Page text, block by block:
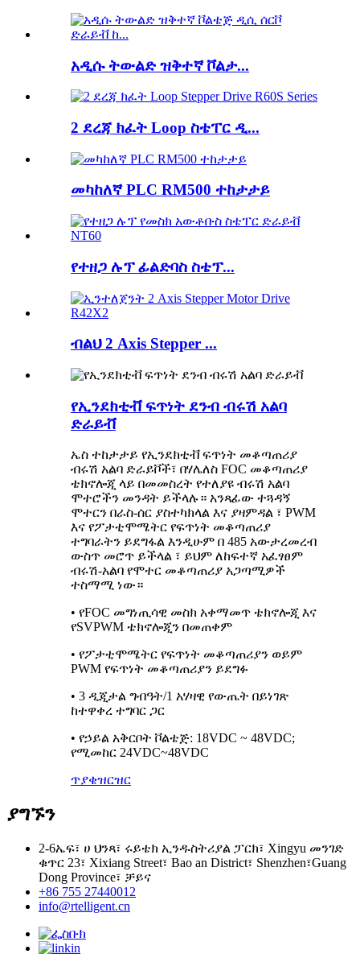
አዲሱ ትውልድ ዝቅተኛ ቮልታ...
2 ደረጃ ክፈት Loop ስቴፐር ዲ...
መካከለኛ PLC RM500 ተከታታይ
የተዘጋ ሉፕ ፊልድባስ ስቴፕ...
ብልህ 2 Axis Stepper ...
የኢንደክቲቭ ፍጥነት ደንብ ብሩሽ አልባ
ድራይቭ
ኤስ ተከታታይ የኢንደክቲቭ ፍጥነት መቆጣጠሪያ
ብሩሽ አልባ ድራይቮች፣ በሃሌለስ FOC መቆጣጠሪያ
ቴክኖሎጂ ላይ በመመስረት የተለያዩ ብሩሽ አልባ
ሞተሮችን መንዳት ይችላሉ። አንጻፊው ተጓዳኝ
ሞተርን በራስ-ሰር ያስተካክላል እና ያዛምዳል ፣ PWM
እና የፖታቲሞሜትር የፍጥነት መቆጣጠሪያ
ተግባራትን ይደግፋል እንዲሁም በ 485 አውታረመረብ
ውስጥ መሮጥ ይችላል ፣ ይህም ለከፍተኛ አፈፃፀም
ብሩሽ-አልባ የሞተር መቆጣጠሪያ አጋጣሚዎች
ተስማሚ ነው።
• የFOC መግነጢሳዊ መስክ አቀማመጥ ቴክኖሎጂ እና
የSVPWM ቴክኖሎጂን በመጠቀም
• የፖታቲሞሜትር የፍጥነት መቆጣጠሪያን ወይም
PWM የፍጥነት መቆጣጠሪያን ይደግፉ
• 3 ዲጂታል ግብዓት/1 አሃዛዊ የውጤት በይነገጽ
ከተዋቀረ ተግባር ጋር
• የኃይል አቅርቦት ቮልቴጅ: 18VDC ~ 48VDC;
የሚመከር 24VDC~48VDC
ጥያቄዝርዝር
ያግኙን
2-6ኤፍ፣ ሀ ህንጻ፣ ሩይቴክ ኢንዱስትሪያል ፓርክ፣ Xingyu መንገድ
ቁጥር 23፣ Xixiang Street፣ Bao an District፣ Shenzhen፣Guang
Dong Province፣ ቻይና
+86 755 27440012
info@rtelligent.cn